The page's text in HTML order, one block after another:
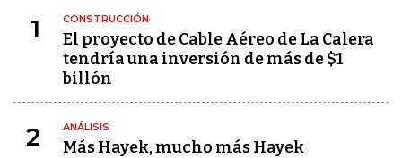
1 CONSTRUCCIÓN
El proyecto de Cable Aéreo de La Calera
tendría una inversión de más de $1
billón
2 ANÁLISIS
Más Hayek, mucho más Hayek